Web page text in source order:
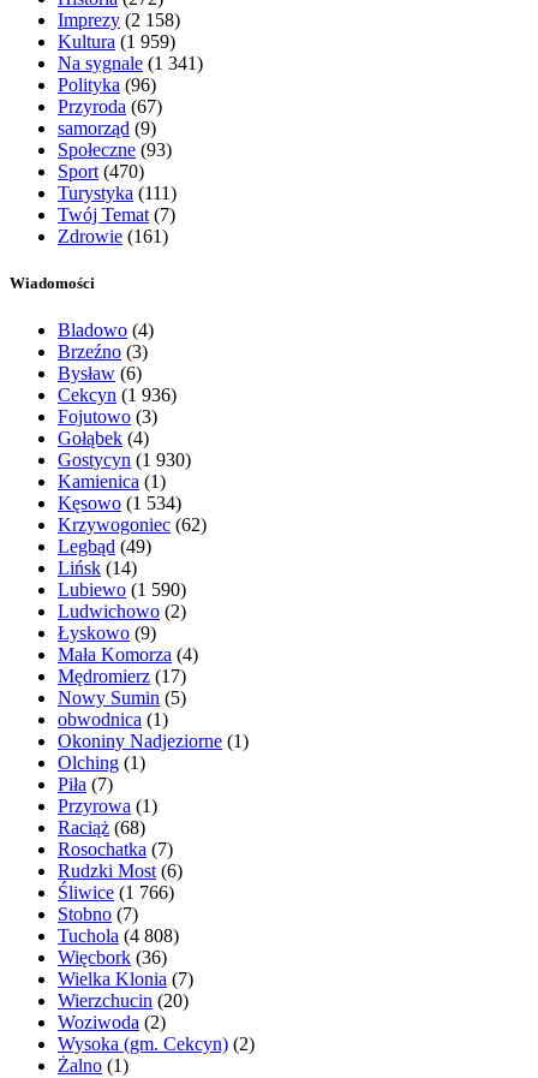
Imprezy (2 158)
Kultura (1 959)
Na sygnale (1 341)
Polityka (96)
Przyroda (67)
samorząd (9)
Społeczne (93)
Sport (470)
Turystyka (111)
Twój Temat (7)
Zdrowie (161)
Wiadomości
Bladowo (4)
Brzeźno (3)
Bysław (6)
Cekcyn (1 936)
Fojutowo (3)
Gołąbek (4)
Gostycyn (1 930)
Kamienica (1)
Kęsowo (1 534)
Krzywogoniec (62)
Legbąd (49)
Lińsk (14)
Lubiewo (1 590)
Ludwichowo (2)
Łyskowo (9)
Mała Komorza (4)
Mędromierz (17)
Nowy Sumin (5)
obwodnica (1)
Okoniny Nadjeziorne (1)
Olching (1)
Piła (7)
Przyrowa (1)
Raciąż (68)
Rosochatka (7)
Rudzki Most(6)
Śliwice (1 766)
Stobno (7)
Tuchola (4 808)
Więcbork (36)
Wielka Klonia (7)
Wierzchucin (20)
Woziwoda (2)
Wysoka (gm. Cekcyn) (2)
Żalno (1)